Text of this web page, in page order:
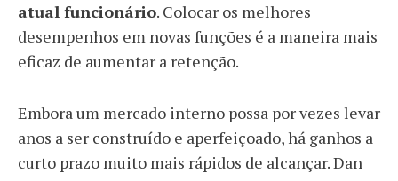
atual funcionário. Colocar os melhores
desempenhos em novas funções é a maneira mais
eficaz de aumentar a retenção.
Embora um mercado interno possa por vezes levar
anos a ser construído e aperfeiçoado, há ganhos a
curto prazo muito mais rápidos de alcançar. Dan